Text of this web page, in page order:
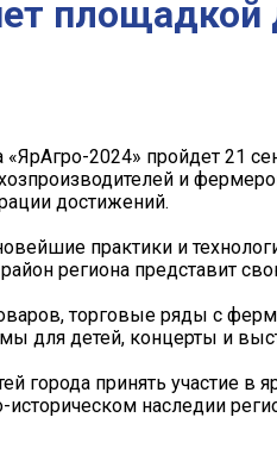
2024» пройдет 21
и
достижений.
практики и
региона представит
торговые ряды с
для детей, концерты и
города принять участие в
наследии